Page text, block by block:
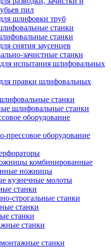
пил
шлифовки труб
станки
станки
снятия заусенцев
зачистные станки
испытания шлифовальных
правки шлифовальных
станки
шлифовальные станки
оборудование
прессовое оборудование
комбинированные
ножницы
кузнечные молоты
станки
строгальные станки
станки
станки
станки
станки